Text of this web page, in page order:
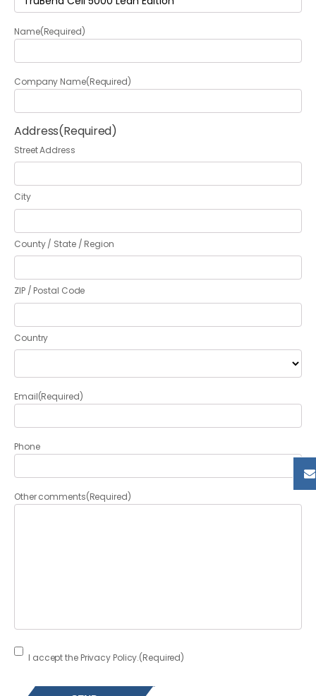
Name(Required)
Company Name(Required)
Address(Required)
Street Address
City
County / State / Region
ZIP / Postal Code
Country
Email(Required)
Phone
Other comments(Required)
Consent (Required)
I accept the Privacy Policy.(Required)